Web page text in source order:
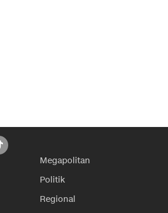
Megapolitan
Politik
Regional